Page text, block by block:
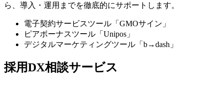
ら、導入・運用までを徹底的にサポートします。
電子契約サービスツール「GMOサイン」
ピアボーナスツール​「Unipos」
デジタルマーケティングツール「b→dash」
採用DX相談サービス